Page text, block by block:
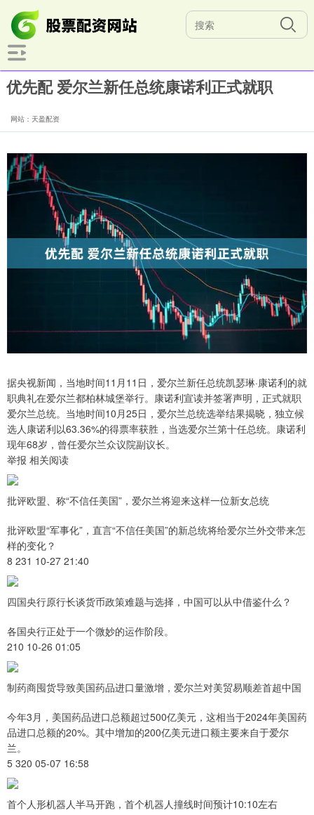
优先配 爱尔兰新任总统康诺利正式就职
网站：天盈配资
据央视新闻，当地时间11月11日，爱尔兰新任总统凯瑟琳·康诺利的就
职典礼在爱尔兰都柏林城堡举行。康诺利宣读并签署声明，正式就职
爱尔兰总统。当地时间10月25日，爱尔兰总统选举结果揭晓，独立候
选人康诺利以63.36%的得票率获胜，当选爱尔兰第十任总统。康诺利
现年68岁，曾任爱尔兰众议院副议长。
举报 相关阅读
批评欧盟、称“不信任美国”，爱尔兰将迎来这样一位新女总统
批评欧盟“军事化”，直言“不信任美国”的新总统将给爱尔兰外交带来怎
样的变化？
8 231 10-27 21:40
四国央行原行长谈货币政策难题与选择，中国可以从中借鉴什么？
各国央行正处于一个微妙的运作阶段。
210 10-26 01:05
制药商囤货导致美国药品进口量激增，爱尔兰对美贸易顺差首超中国
今年3月，美国药品进口总额超过500亿美元，这相当于2024年美国药
品进口总额的20%。其中增加的200亿美元进口额主要来自于爱尔
兰。
5 320 05-07 16:58
首个人形机器人半马开跑，首个机器人撞线时间预计10:10左右